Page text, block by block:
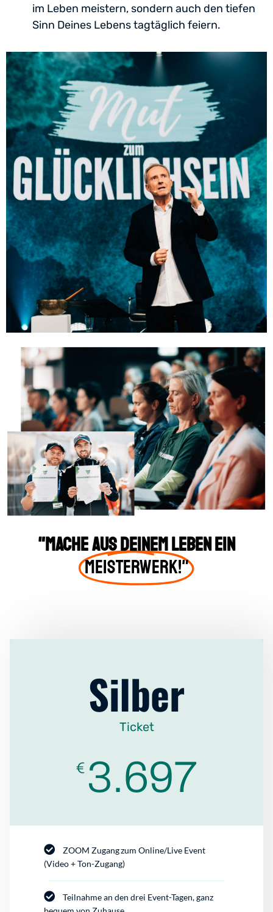
im Leben meistern, sondern auch den tiefen
Sinn Deines Lebens tagtäglich feiern.
"Mache aus Deinem Leben ein
Meisterwerk!"
Silber
Ticket
€ 3.697
ZOOM Zugang zum Online/Live Event
(Video + Ton-Zugang)
Teilnahme an den drei Event-Tagen, ganz